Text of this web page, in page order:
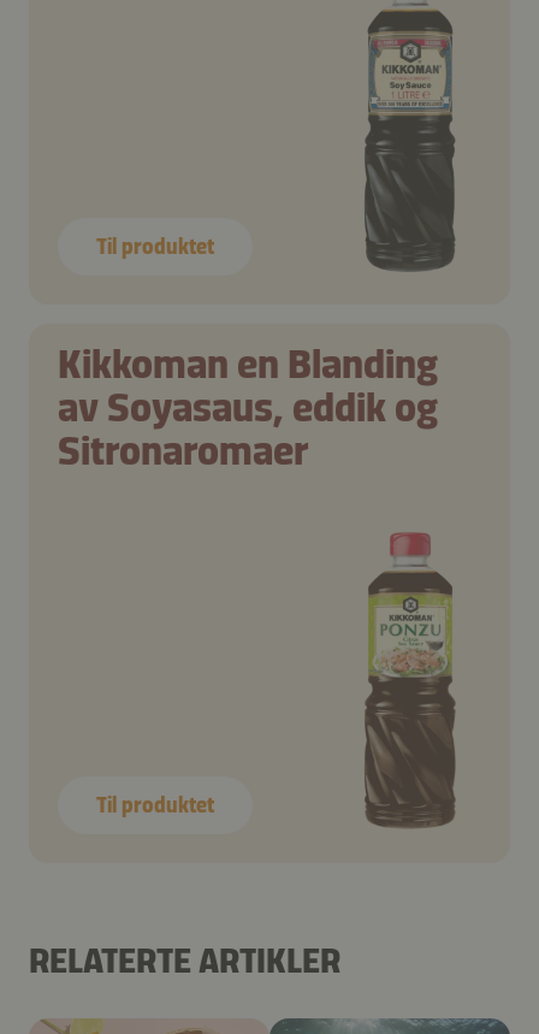
Til produktet
Kikkoman en Blanding
av Soyasaus, eddik og
Sitronaromaer
Til produktet
RELATERTE ARTIKLER